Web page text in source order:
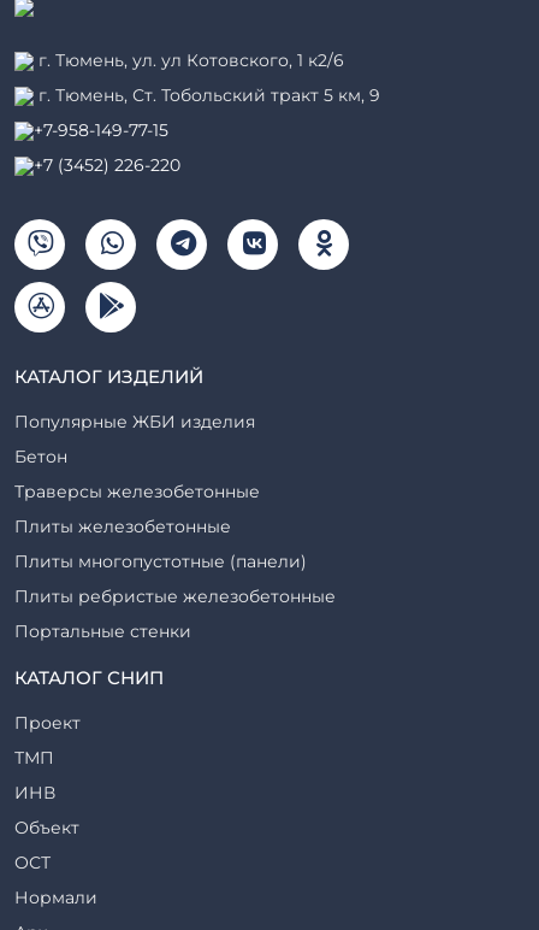
г. Тюмень, ул. ул Котовского, 1 к2/6
г. Тюмень, ​Ст. Тобольский тракт 5 км, 9
+7-958-149-77-15
+7 (3452) 226-220
КАТАЛОГ ИЗДЕЛИЙ
Популярные ЖБИ изделия
Бетон
Траверсы железобетонные
Плиты железобетонные
Плиты многопустотные (панели)
Плиты ребристые железобетонные
Портальные стенки
Прогоны железобетонные
Ригели железобетонные
Сваи железобетонные
Стеновые блоки
Стойки железобетонные
Столбы железобетонные
Закладные детали
КАТАЛОГ СНИП
Проект
ТМП
ИНВ
Объект
ОСТ
Нормали